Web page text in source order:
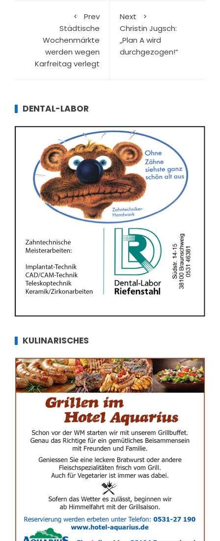
Prev
Städtische
Wochenmärkte
werden wegen
Karfreitag verlegt
Next
Christin Jugsch:
„Plan A wird
durchgezogen!“
DENTAL-LABOR
KULINARISCHES